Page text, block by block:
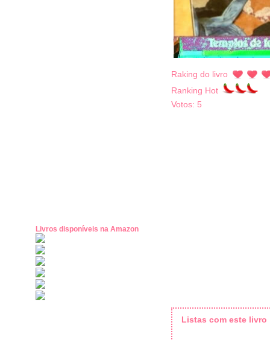
Livros disponíveis na Amazon
Raking do livro
Ranking Hot
Votos: 5
Listas com este livro